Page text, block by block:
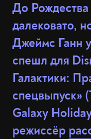
До
далековато,
Джеймс Ганн
спешл для
Галактики:
спецвыпуск»
Galaxy
режиссёр